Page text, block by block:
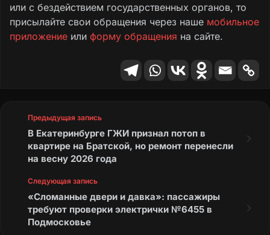
или с бездействием государственных органов, то
присылайте свои обращения через наше мобильное
приложение или форму обращения на сайте.
Предыдущая запись
В Екатеринбурге ГЖИ признал потоп в
квартире на Братской, но ремонт перенесли
на весну 2026 года
Следующая запись
«Сломанные двери и давка»: пассажиры
требуют проверки электрички №6455 в
Подмосковье